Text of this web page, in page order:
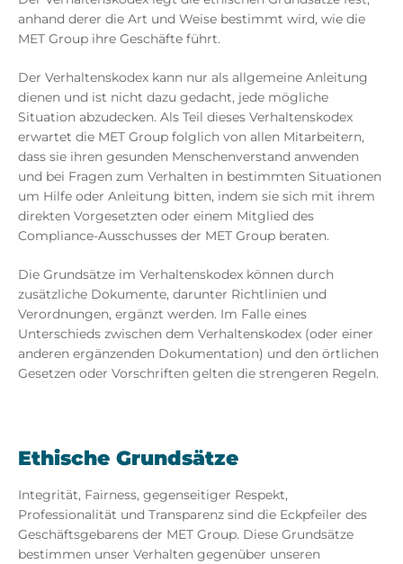
anhand derer die Art und Weise bestimmt wird, wie die
MET Group ihre Geschäfte führt.
Der Verhaltenskodex kann nur als allgemeine Anleitung
dienen und ist nicht dazu gedacht, jede mögliche
Situation abzudecken. Als Teil dieses Verhaltenskodex
erwartet die MET Group folglich von allen Mitarbeitern,
dass sie ihren gesunden Menschenverstand anwenden
und bei Fragen zum Verhalten in bestimmten Situationen
um Hilfe oder Anleitung bitten, indem sie sich mit ihrem
direkten Vorgesetzten oder einem Mitglied des
Compliance-Ausschusses der MET Group beraten.
Die Grundsätze im Verhaltenskodex können durch
zusätzliche Dokumente, darunter Richtlinien und
Verordnungen, ergänzt werden. Im Falle eines
Unterschieds zwischen dem Verhaltenskodex (oder einer
anderen ergänzenden Dokumentation) und den örtlichen
Gesetzen oder Vorschriften gelten die strengeren Regeln.
Ethische Grundsätze
Integrität, Fairness, gegenseitiger Respekt,
Professionalität und Transparenz sind die Eckpfeiler des
Geschäftsgebarens der MET Group. Diese Grundsätze
bestimmen unser Verhalten gegenüber unseren